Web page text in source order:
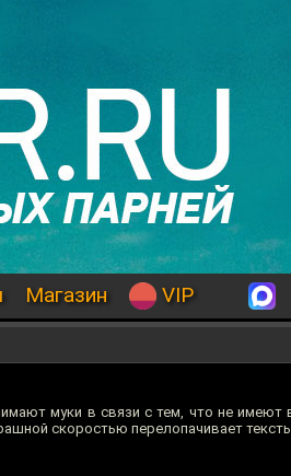
Магазин VIP
муки в связи с тем, что не имеют
скоростью перелопачивает